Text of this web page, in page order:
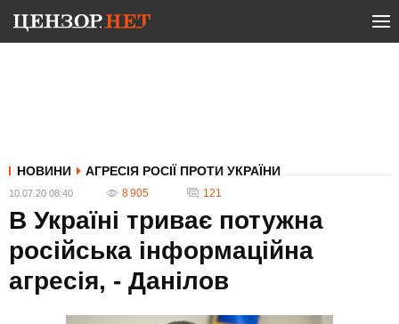
НОВИНИ АГРЕСІЯ РОСІЇ ПРОТИ УКРАЇНИ
10.07.20 08:40 8 905 121
В Україні триває потужна
російська інформаційна
агресія, - Данілов